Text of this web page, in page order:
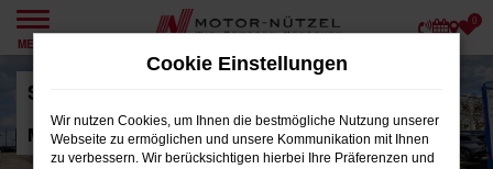
Zum
MENÜ
0
Standort Škoda Bamberg
Motor-Nützel Vertriebs-GmbH
Cookie Einstellungen
Wir nutzen Cookies, um Ihnen die bestmögliche Nutzung unserer
Webseite zu ermöglichen und unsere Kommunikation mit Ihnen
zu verbessern. Wir berücksichtigen hierbei Ihre Präferenzen und